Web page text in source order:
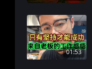
01:53